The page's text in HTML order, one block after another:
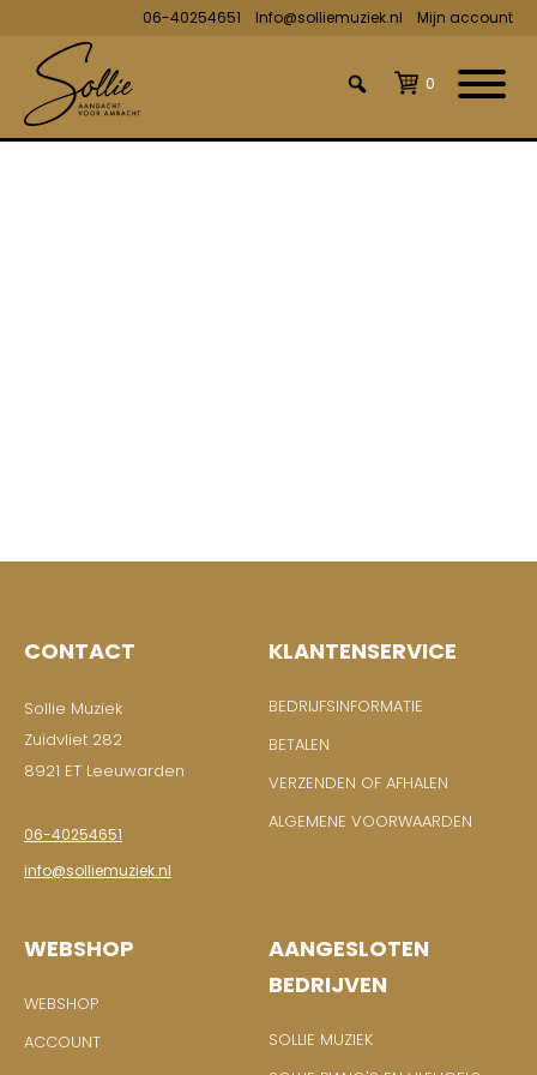
06-40254651 Info@solliemuziek.nl Mijn account
0
CONTACT
Sollie Muziek
Zuidvliet 282
8921 ET Leeuwarden
06-40254651
info@solliemuziek.nl
KLANTENSERVICE
BEDRIJFSINFORMATIE
BETALEN
VERZENDEN OF AFHALEN
ALGEMENE VOORWAARDEN
WEBSHOP
WEBSHOP
ACCOUNT
AANGESLOTEN
BEDRIJVEN
SOLLIE MUZIEK